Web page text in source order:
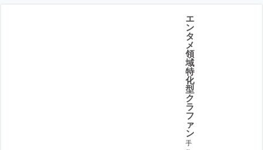
エ
ン
タ
メ
領
域
特
化
型
ク
ラ
フ
ァ
ン
手